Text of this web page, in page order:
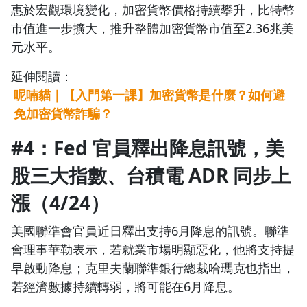
惠於宏觀環境變化，加密貨幣價格持續攀升，比特幣
市值進一步擴大，推升整體加密貨幣市值至2.36兆美
元水平。
延伸閱讀：
呢喃貓｜【入門第一課】加密貨幣是什麼？如何避
免加密貨幣詐騙？
#4：Fed 官員釋出降息訊號，美
股三大指數、台積電 ADR 同步上
漲（4/24）
美國聯準會官員近日釋出支持6月降息的訊號。聯準
會理事華勒表示，若就業市場明顯惡化，他將支持提
早啟動降息；克里夫蘭聯準銀行總裁哈瑪克也指出，
若經濟數據持續轉弱，將可能在6月降息。